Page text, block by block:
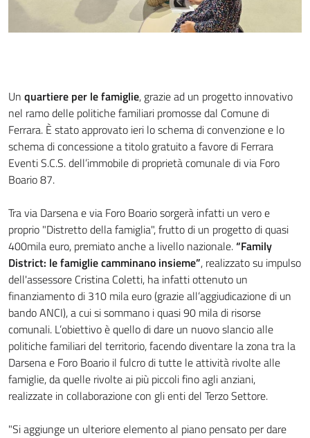
Un quartiere per le famiglie, grazie ad un progetto innovativo
nel ramo delle politiche familiari promosse dal Comune di
Ferrara. È stato approvato ieri lo schema di convenzione e lo
schema di concessione a titolo gratuito a favore di Ferrara
Eventi S.C.S. dell’immobile di proprietà comunale di via Foro
Boario 87.
Tra via Darsena e via Foro Boario sorgerà infatti un vero e
proprio "Distretto della famiglia", frutto di un progetto di quasi
400mila euro, premiato anche a livello nazionale.“Family
District: le famiglie camminano insieme”, realizzato su impulso
dell'assessore Cristina Coletti, ha infatti ottenuto un
finanziamento di 310 mila euro (grazie all’aggiudicazione di un
bando ANCI), a cui si sommano i quasi 90 mila di risorse
comunali. L’obiettivo è quello di dare un nuovo slancio alle
politiche familiari del territorio, facendo diventare la zona tra la
Darsena e Foro Boario il fulcro di tutte le attività rivolte alle
famiglie, da quelle rivolte ai più piccoli fino agli anziani,
realizzate in collaborazione con gli enti del Terzo Settore.
"Si aggiunge un ulteriore elemento al piano pensato per dare